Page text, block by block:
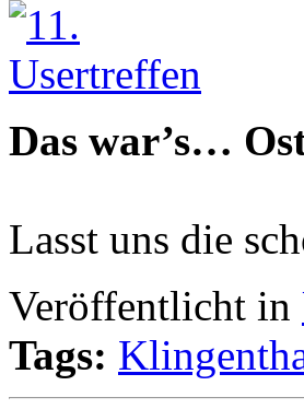
Das war’s…
Lasst uns die
Veröffentlicht in
Tags: